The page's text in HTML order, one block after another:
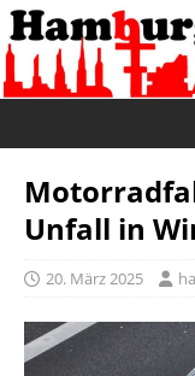
Unfall in
20. März 2025